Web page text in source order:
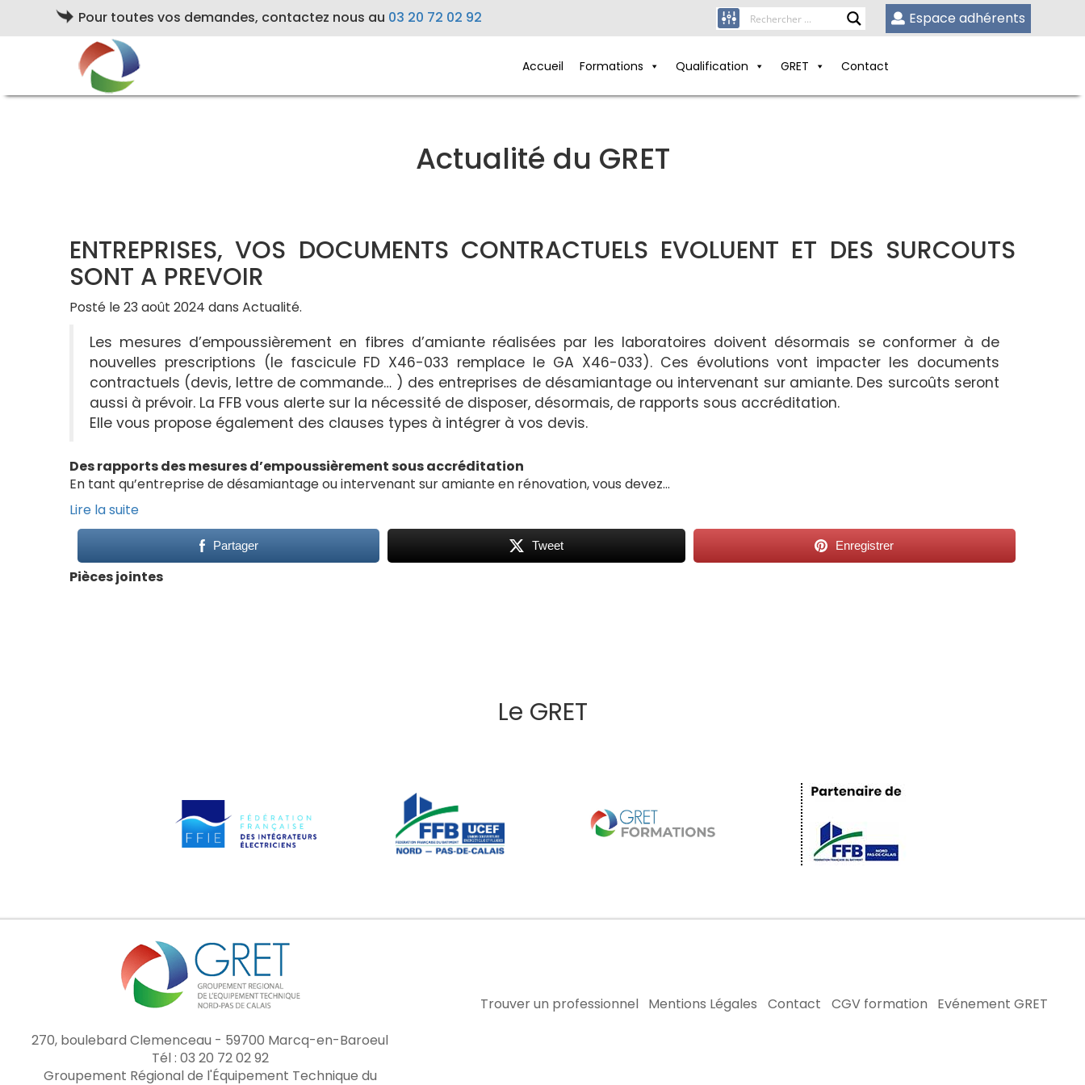
Pour toutes vos demandes, contactez nous au 03 20 72 02 92 Espace adhérents
Accueil Formations Qualification GRET Contact
Actualité du GRET
ENTREPRISES, VOS DOCUMENTS CONTRACTUELS EVOLUENT ET DES SURCOUTS
SONT A PREVOIR
Posté le 23 août 2024 dans Actualité.
Les mesures d’empoussièrement en fibres d’amiante réalisées par les laboratoires doivent désormais se conformer à de
nouvelles prescriptions (le fascicule FD X46-033 remplace le GA X46-033). Ces évolutions vont impacter les documents
contractuels (devis, lettre de commande… ) des entreprises de désamiantage ou intervenant sur amiante. Des surcoûts seront
aussi à prévoir. La FFB vous alerte sur la nécessité de disposer, désormais, de rapports sous accréditation.
Elle vous propose également des clauses types à intégrer à vos devis.
Des rapports des mesuresd’empoussièrementsous accréditation
En tant qu’entreprise de désamiantage ou intervenant sur amiante en rénovation, vous devez…
Lire la suite
Partager Tweet Enregistrer
Pièces jointes
Le GRET
270, boulebard Clemenceau - 59700 Marcq-en-Baroeul
Tél : 03 20 72 02 92
Groupement Régional de l'Équipement Technique du
Trouver un professionnel Mentions Légales Contact CGV formation Evénement GRET